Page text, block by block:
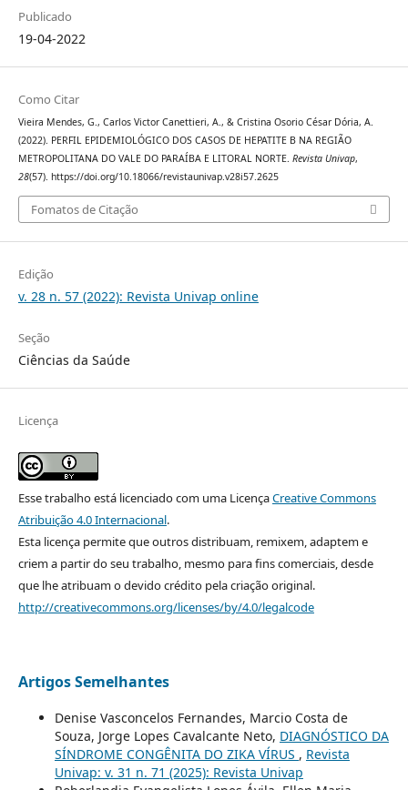
Publicado
19-04-2022
Como Citar
Vieira Mendes, G., Carlos Victor Canettieri, A., & Cristina Osorio César Dória, A.
(2022). PERFIL EPIDEMIOLÓGICO DOS CASOS DE HEPATITE B NA REGIÃO
METROPOLITANA DO VALE DO PARAÍBA E LITORAL NORTE. Revista Univap,
28(57). https://doi.org/10.18066/revistaunivap.v28i57.2625
Fomatos de Citação
Edição
v. 28 n. 57 (2022): Revista Univap online
Seção
Ciências da Saúde
Licença
Esse trabalho está licenciado com uma LicençaCreative Commons
Atribuição 4.0 Internacional.
Esta licença permite que outros distribuam, remixem, adaptem e
criem a partir do seu trabalho, mesmo para fins comerciais, desde
que lhe atribuam o devido crédito pela criação original.
http://creativecommons.org/licenses/by/4.0/legalcode
Artigos Semelhantes
Denise Vasconcelos Fernandes, Marcio Costa de
Souza, Jorge Lopes Cavalcante Neto, DIAGNÓSTICO DA
SÍNDROME CONGÊNITA DO ZIKA VÍRUS , Revista
Univap: v. 31 n. 71 (2025): Revista Univap